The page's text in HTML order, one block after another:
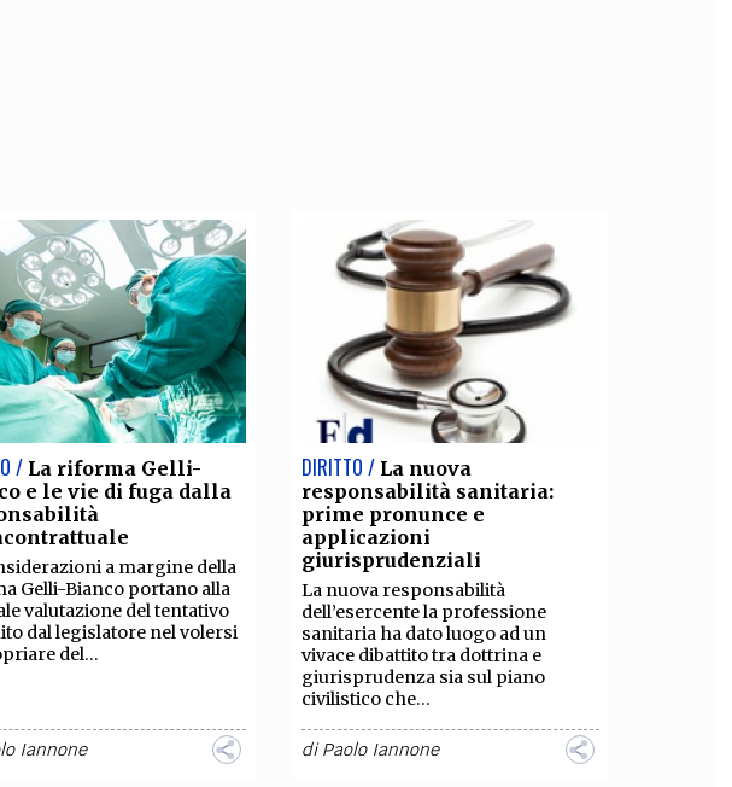
/ La riforma Gelli-
e le vie di fuga dalla
a margine della
Gelli-Bianco portano alla
valutazione del tentativo
dal legislatore nel volersi
del...
Iannone
DIRITTO / La nuova
responsabilità sanitaria:
prime pronunce e
applicazioni
giurisprudenziali
La nuova responsabilità
dell’esercente la professione
sanitaria ha dato luogo ad un
vivace dibattito tra dottrina e
giurisprudenza sia sul piano
civilistico che...
diPaolo Iannone